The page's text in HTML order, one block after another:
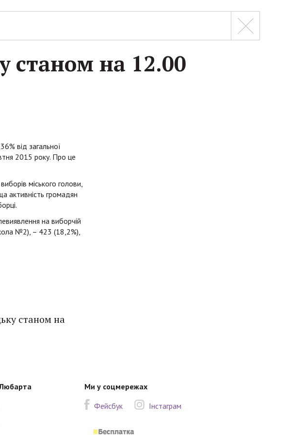
станом на 12.00
від загальної
2015 року. Про це
міського голови,
активність громадян
на виборчій
№2), – 423 (18,2%),
станом на
Ми у соцмережах
Фейсбук
Інстаграм